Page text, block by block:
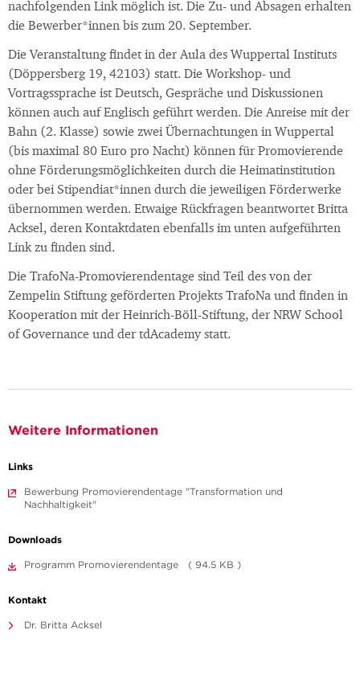
nachfolgenden Link möglich ist. Die Zu- und Absagen erhalten
die Bewerber*innen bis zum 20. September.
Die Veranstaltung findet in der Aula des Wuppertal Instituts
(Döppersberg 19, 42103) statt. Die Workshop- und
Vortragssprache ist Deutsch, Gespräche und Diskussionen
können auch auf Englisch geführt werden. Die Anreise mit der
Bahn (2. Klasse) sowie zwei Übernachtungen in Wuppertal
(bis maximal 80 Euro pro Nacht) können für Promovierende
ohne Förderungsmöglichkeiten durch die Heimatinstitution
oder bei Stipendiat*innen durch die jeweiligen Förderwerke
übernommen werden. Etwaige Rückfragen beantwortet Britta
Acksel, deren Kontaktdaten ebenfalls im unten aufgeführten
Link zu finden sind.
Die TrafoNa-Promovierendentage sind Teil des von der
Zempelin Stiftung geförderten Projekts TrafoNa und finden in
Kooperation mit der Heinrich-Böll-Stiftung, der NRW School
of Governance und der tdAcademy statt.
Weitere Informationen
Links
Bewerbung Promovierendentage "Transformation und
Nachhaltigkeit"
Downloads
Programm Promovierendentage ( 94.5 KB )
Kontakt
Dr. Britta Acksel